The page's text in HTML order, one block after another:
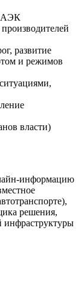
АЭК
развитие
и режимов
власти)
информацию
решения,
инфраструктуры